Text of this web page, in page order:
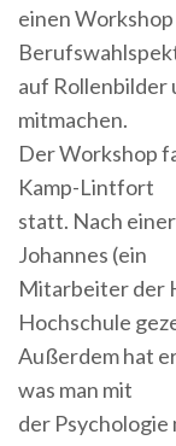
einen
auf Rollenbilder
mitmachen.
Der Workshop
Kamp-Lintfort
statt. Nach
Johannes (ein
Mitarbeiter der
Hochschule
Außerdem hat
was man mit
der Psychologie